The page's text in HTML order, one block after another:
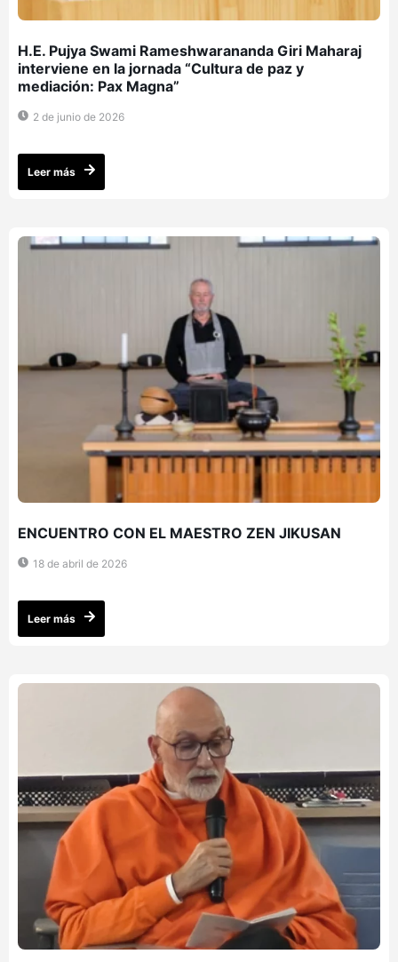
H.E. Pujya Swami Rameshwarananda Giri Maharaj
interviene en la jornada “Cultura de paz y
mediación: Pax Magna”
2 de junio de 2026
Leer más
ENCUENTRO CON EL MAESTRO ZEN JIKUSAN
18 de abril de 2026
Leer más